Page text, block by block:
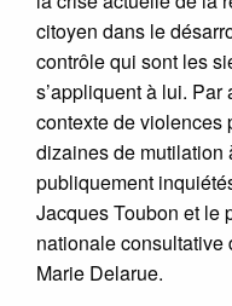
citoyen dans le
contrôle qui sont les
s’appliquent à lui.
contexte de violences
dizaines de mutilation
publiquement
Jacques Toubon et le
nationale consultative
Marie Delarue.